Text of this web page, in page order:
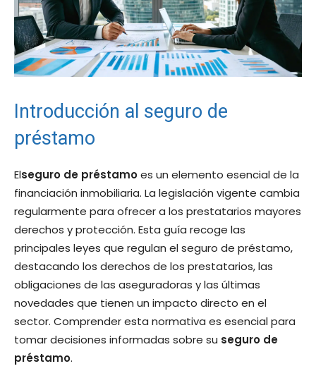
Introducción al seguro de
préstamo
Elseguro de préstamoes un elemento esencial de la
financiación inmobiliaria. La legislación vigente cambia
regularmente para ofrecer a los prestatarios mayores
derechos y protección. Esta guía recoge las
principales leyes que regulan el seguro de préstamo,
destacando los derechos de los prestatarios, las
obligaciones de las aseguradoras y las últimas
novedades que tienen un impacto directo en el
sector. Comprender esta normativa es esencial para
tomar decisiones informadas sobre su seguro de
préstamo.